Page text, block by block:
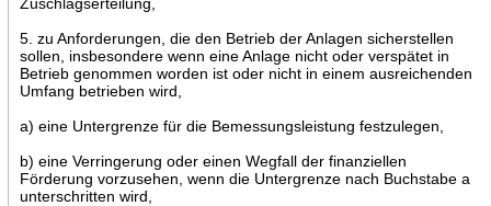
5. zu Anforderungen, die den Betrieb der Anlagen sicherstellen
sollen, insbesondere wenn eine Anlage nicht oder verspätet in
Betrieb genommen worden ist oder nicht in einem ausreichenden
Umfang betrieben wird,
a) eine Untergrenze für die Bemessungsleistung festzulegen,
b) eine Verringerung oder einen Wegfall der finanziellen
Förderung vorzusehen, wenn die Untergrenze nach Buchstabe a
unterschritten wird,